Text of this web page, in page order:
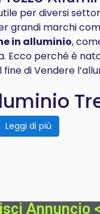
per diversi
grandi marchi
in alluminio,
perché è
di Vendere
Leggi di più
Annuncio